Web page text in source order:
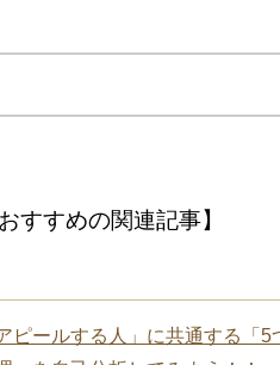
すすめの関連記事】
ピールする人」に共通する「